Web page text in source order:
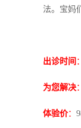
法。宝妈
出诊时间 ：
为您解决：
体验价：